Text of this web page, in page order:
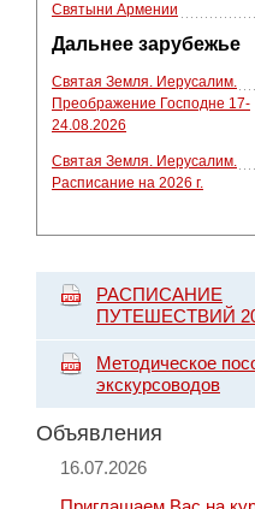
Святыни Армении
Дальнее зарубежье
Святая Земля. Иерусалим.
Преображение Господне 17-
24.08.2026
Святая Земля. Иерусалим.
Расписание на 2026 г.
РАСПИСАНИЕ
ПУТЕШЕСТВИЙ
Методическое
экскурсоводов
Объявления
16.07.2026